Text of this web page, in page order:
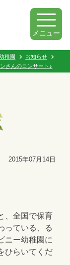
メニュー
稚園
お知らせ
さんのコンサート♪
2015年07月14日
、全国で保育
っている、る
ニー幼稚園に
ひらいてくだ